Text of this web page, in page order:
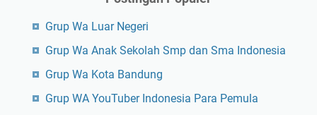
Grup Wa Luar Negeri
Grup Wa Anak Sekolah Smp dan Sma Indonesia
Grup Wa Kota Bandung
Grup WA YouTuber Indonesia Para Pemula